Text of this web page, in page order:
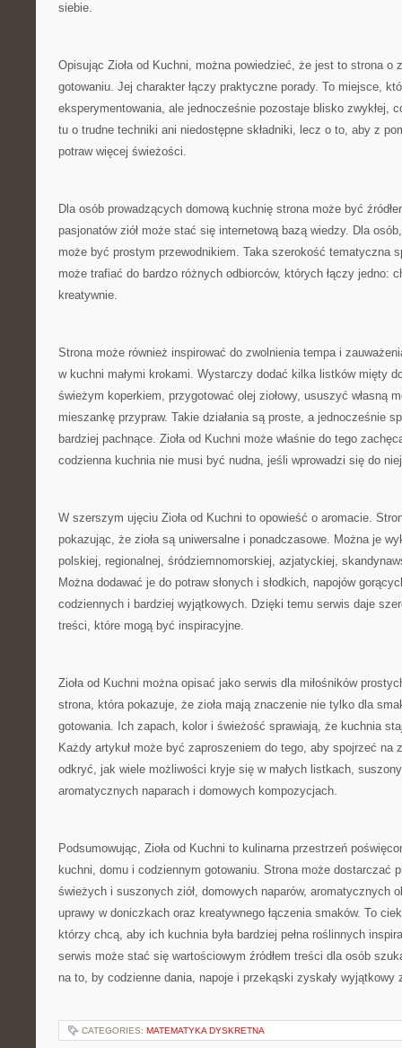
siebie.
Opisując Zioła od Kuchni, można powiedzieć, że jest to strona o
gotowaniu. Jej charakter łączy praktyczne porady. To miejsce,
eksperymentowania, ale jednocześnie pozostaje blisko zwykłej,
tu o trudne techniki ani niedostępne składniki, lecz o to, aby z
potraw więcej świeżości.
Dla osób prowadzących domową kuchnię strona może być
pasjonatów ziół może stać się internetową bazą wiedzy. Dla
może być prostym przewodnikiem. Taka szerokość tematyczna
może trafiać do bardzo różnych odbiorców, których łączy jedno:
kreatywnie.
Strona może również inspirować do zwolnienia tempa i
w kuchni małymi krokami. Wystarczy dodać kilka listków mięty
świeżym koperkiem, przygotować olej ziołowy, ususzyć własną
mieszankę przypraw. Takie działania są proste, a jednocześnie
bardziej pachnące. Zioła od Kuchni może właśnie do tego
codzienna kuchnia nie musi być nudna, jeśli wprowadzi się do
W szerszym ujęciu Zioła od Kuchni to opowieść o aromacie.
pokazując, że zioła są uniwersalne i ponadczasowe. Można je
polskiej, regionalnej, śródziemnomorskiej, azjatyckiej,
Można dodawać je do potraw słonych i słodkich, napojów
codziennych i bardziej wyjątkowych. Dzięki temu serwis daje
treści, które mogą być inspiracyjne.
Zioła od Kuchni można opisać jako serwis dla miłośników
strona, która pokazuje, że zioła mają znaczenie nie tylko dla
gotowania. Ich zapach, kolor i świeżość sprawiają, że kuchnia
Każdy artykuł może być zaproszeniem do tego, aby spojrzeć na
odkryć, jak wiele możliwości kryje się w małych listkach,
aromatycznych naparach i domowych kompozycjach.
Podsumowując, Zioła od Kuchni to kulinarna przestrzeń
kuchni, domu i codziennym gotowaniu. Strona może dostarczać
świeżych i suszonych ziół, domowych naparów, aromatycznych
uprawy w doniczkach oraz kreatywnego łączenia smaków. To
którzy chcą, aby ich kuchnia była bardziej pełna roślinnych
serwis może stać się wartościowym źródłem treści dla osób
na to, by codzienne dania, napoje i przekąski zyskały wyjątkowy
CATEGORIES: MATEMATYKA DYSKRETNA